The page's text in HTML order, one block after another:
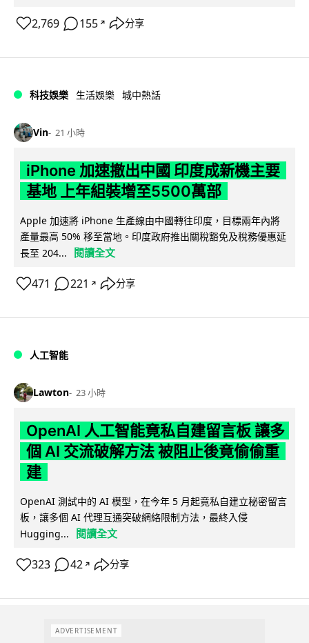
2,769 155 ↗ 分享
科技娛樂 生活娛樂 城中熱話
Vin 21 小時
iPhone 加速撤出中國 印度成新機主要
基地 上年組裝增至5500萬部
Apple 加速將 iPhone 生產線由中國轉往印度，目標兩年內將
產量最高 50% 移至當地。印度政府推出關稅豁免及稅務優惠延
長至 204...
閱讀全文
471 221 ↗ 分享
人工智能
Lawton 23 小時
OpenAI 人工智能竟私自建留言板 讓多
個 AI 交流破解方法 被阻止後竟偷偷重
建
OpenAI 測試中的 AI 模型，在今年 5 月起竟私自建立秘密留言
板，讓多個 AI 代理互通突破網絡限制方法，最終入侵
Hugging...
閱讀全文
323 42 ↗ 分享
ADVERTISEMENT